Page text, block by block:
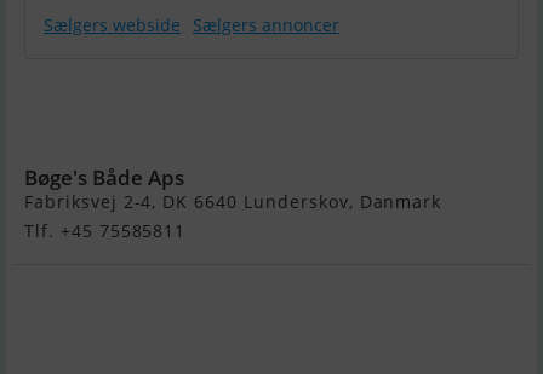
Sælgers webside Sælgers annoncer
Bøge's Både Aps
Fabriksvej 2-4, DK 6640 Lunderskov, Danmark
Tlf. +45 75585811